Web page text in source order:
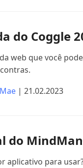
do Coggle
web que você
| 21.02.2023
do
aplicativo para